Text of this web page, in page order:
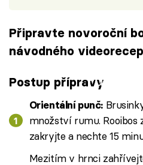
Připravte novoroční
návodného
Failed
Postup přípravy
Orientální punč:
množství rumu. Rooibos
zakryjte a nechte 15
Mezitím v hrnci